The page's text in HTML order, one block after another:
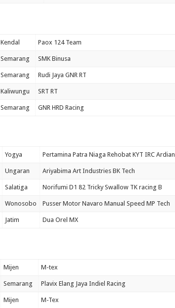
Kendal Paox 124 Team
Semarang SMK Binusa
Semarang Rudi Jaya GNR RT
Kaliwungu SRT RT
Semarang GNR HRD Racing
Yogya Pertamina Patra Niaga Rehobat KYT IRC Ardian
Ungaran Ariyabima Art Industries BK Tech
Salatiga Norifumi D1 82 Tricky Swallow TK racing B
Wonosobo Pusser Motor Navaro Manual Speed MP Tech
Jatim Dua Orel MX
Mijen M-tex
Semarang Plavix Elang Jaya Indiel Racing
Mijen M-Tex